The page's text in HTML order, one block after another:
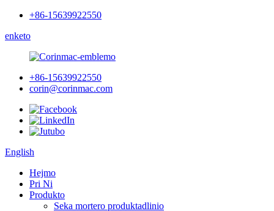
+86-15639922550
enketo
+86-15639922550
corin@corinmac.com
English
Hejmo
Pri Ni
Produkto
Seka mortero produktadlinio